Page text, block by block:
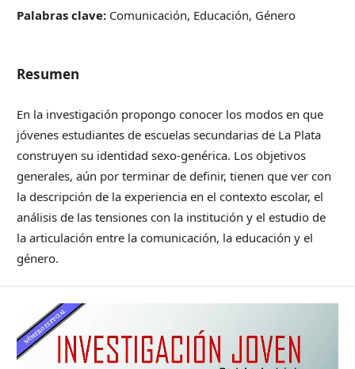
Palabras clave: Comunicación, Educación, Género
Resumen
En la investigación propongo conocer los modos en que
jóvenes estudiantes de escuelas secundarias de La Plata
construyen su identidad sexo-genérica. Los objetivos
generales, aún por terminar de definir, tienen que ver con
la descripción de la experiencia en el contexto escolar, el
análisis de las tensiones con la institución y el estudio de
la articulación entre la comunicación, la educación y el
género.